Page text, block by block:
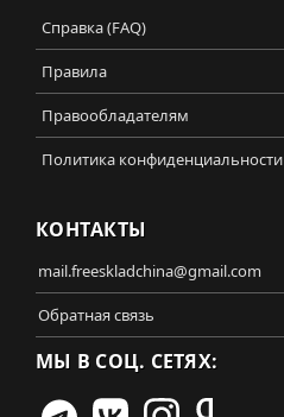
Справка (FAQ)
Правила
Правообладателям
Политика конфиденциальности
КОНТАКТЫ
mail.freeskladchina@gmail.com
Обратная связь
МЫ В СОЦ. СЕТЯХ: